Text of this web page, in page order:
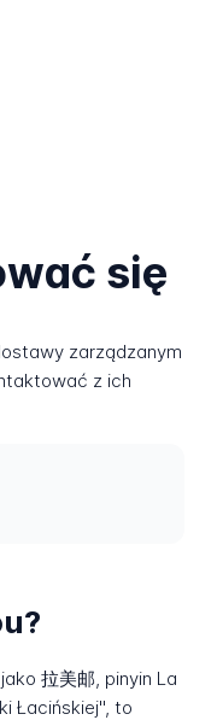
się
zarządzanym
z ich
拉美邮, pinyin La
Łacińskiej", to